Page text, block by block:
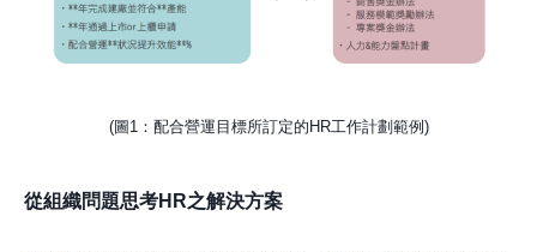
(圖1：配合營運目標所訂定的HR工作計劃範例)
從組織問題思考HR之解決方案